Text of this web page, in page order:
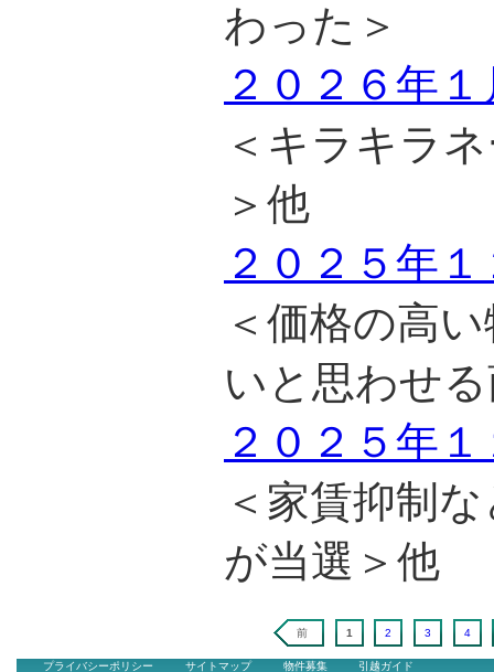
わった＞
２０２６年
＜キラキラ
＞他
２０２５年
＜価格の高
いと思わせ
２０２５年
＜家賃抑制
が当選＞他
前 1 2 3 4
プライバシーポリシー サイトマップ 物件募集 引越ガイド